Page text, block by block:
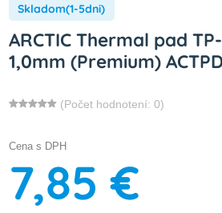
Skladom(1-5dni)
ARCTIC Thermal pad
1,0mm (Premium)
(Počet hodnotení: 0)
Cena s DPH
7,85 €